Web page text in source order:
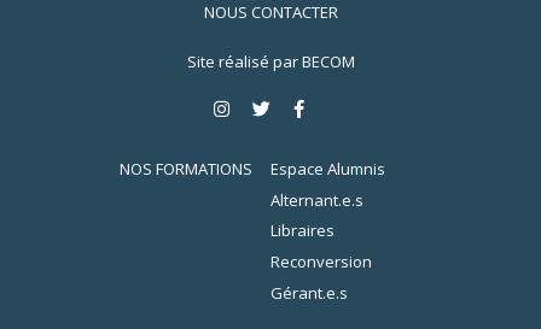
NOUS CONTACTER
Site réalisé parBECOM
NOS FORMATIONS
Espace Alumnis
Alternant.e.s
Libraires
Reconversion
Gérant.e.s